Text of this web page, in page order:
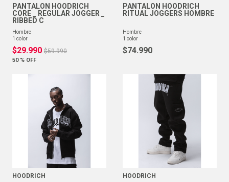
PANTALON HOODRICH
CORE _ REGULAR JOGGER _
RIBBED C
hombre
1 color
$29.990 $59.990
50 % OFF
PANTALON HOODRICH
RITUAL JOGGERS HOMBRE
hombre
1 color
$74.990
HOODRICH HOODRICH